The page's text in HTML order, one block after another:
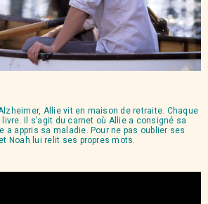
Allie vit en maison de retraite. Chaque
Il s’agit du carnet où Allie a consigné sa
a appris sa maladie. Pour ne pas oublier ses
Noah lui relit ses propres mots.